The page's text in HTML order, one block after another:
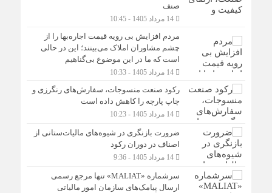
صنف
14 مرداد 1405 - 10:45
مردم افزایش بی رویه قیمت اجاره‌بها را از
چشم مشاوران املاک می‌بینند؛ این در حالی
است که ما در این موضوع بی‌گناهیم
14 مرداد 1405 - 10:33
رکود صنعت منسوجات، سفارش‌های رنگرزی و
چاپ پارچه را کاهش داده است
14 مرداد 1405 - 10:23
ضرورت بازنگری در شیوه‌های مالیات‌ستانی از
اصناف در دوران رکود
14 مرداد 1405 - 9:36
سرشماره «MALIAT» تنها مرجع رسمی
ارسال پیامک‌های سازمان امور مالیاتی